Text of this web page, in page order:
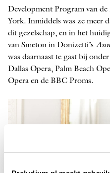
Development Program van
York. Inmiddels was ze meer
dit gezelschap, en in het
van Smeton in Donizetti’s
was daarnaast te gast bij
Dallas Opera, Palm Beach
Opera en de BBC Proms.